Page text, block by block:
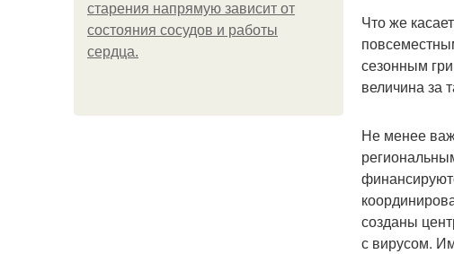
старения напрямую зависит от
состояния сосудов и работы
сердца.
Что же
сезонным
величина за
Не менее
созданы
с вирусом.